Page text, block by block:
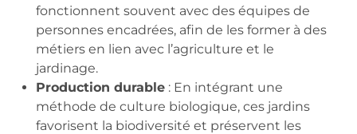
fonctionnent souvent avec des équipes de
personnes encadrées, afin de les former à des
métiers en lien avec l’agriculture et le
jardinage.
Production durable : En intégrant une
méthode de culture biologique, ces jardins
favorisent la biodiversité et préservent les